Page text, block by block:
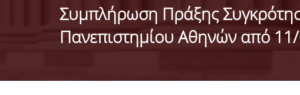
Συμπλήρωση Πράξης
Πανεπιστημίου Αθηνών από